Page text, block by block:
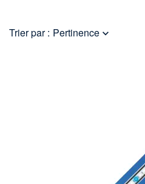
Trier par : Pertinence 